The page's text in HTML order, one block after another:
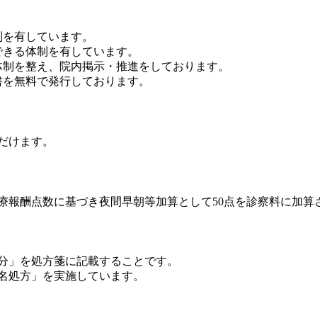
有しています。
る体制を有しています。
を整え、院内掲示・推進をしております。
無料で発行しております。
けます。
酬点数に基づき夜間早朝等加算として50点を診察料に加算
」を処方箋に記載することです。
方」を実施しています。